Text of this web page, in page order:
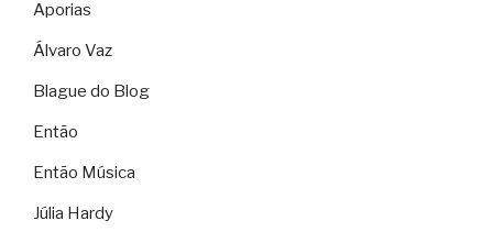
Aporias
Álvaro Vaz
Blague do Blog
Então
Então Música
Júlia Hardy